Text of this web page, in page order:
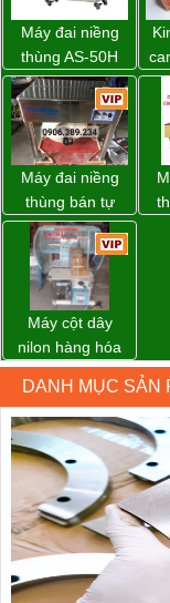
Máy đai niềng
thùng AS-50H
Wellpack
Máy đai niềng
thùng bán tự
động D53XS2
của hãng
Strapack Nhật
Máy cột dây
nilon hàng hóa
model CY-100
DANH MỤC SẢN